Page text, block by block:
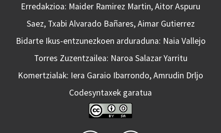
Erredakzioa: Maider Ramirez Martin, Aitor Aspuru
Saez, Txabi Alvarado Bañares, Aimar Gutierrez
Bidarte Ikus-entzunezkoen arduraduna: Naia Vallejo
Torres Zuzentzailea: Naroa Salazar Yarritu
Komertzialak: Iera Garaio Ibarrondo, Amrudin Drljo
Codesyntaxek garatua